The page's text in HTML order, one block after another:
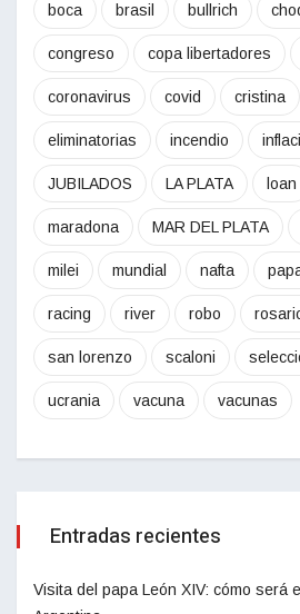
boca brasil bullrich
congreso copa libertadores
coronavirus covid cristina
eliminatorias incendio
JUBILADOS LA PLATA loan
maradona MAR DEL PLATA
milei mundial nafta
racing river robo
san lorenzo scaloni
ucrania vacuna vacunas
Entradas recientes
Visita del papa León XIV: cómo será